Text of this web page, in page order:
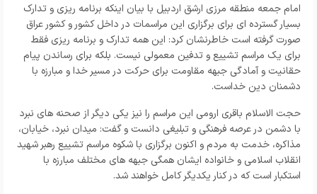
امام جمعه منطقه مرزی ارشق اردبیل با بیان اینکه برنامه ریزی و تدارک
بسیار گسترده ای برای برگزاری این مراسمات در داخل کشور و کشور عراق
صورت گرفته است خاطرنشان کرد: این همه تدارک و برنامه ریزی فقط
برای یک مراسم تشییع و تدفین معمولی نیست. بلکه برای رساندن پیام
حقانیت و آمادگی جبهه مقاومت برای حرکت در مسیر خدا و مبارزه با
دشمنان دین خداست.
حجت الاسلام باقری ارومی این مراسم را نیز یکی دیگر از صحنه های نبرد
با دشمن در عرصه فرهنگی و تبلیغی دانست و گفت: میدان نبرد، خیابان،
مذاکره، خدمت به مردم و اکنون برگزاری با شکوه مراسم تشییع رهبر شهید
انقلاب اسلامی و خانواده ایشان همگی جبهه های مختلف مبارزه با
استکبار است که در کنار یکدیگر کامل خواهند شد.